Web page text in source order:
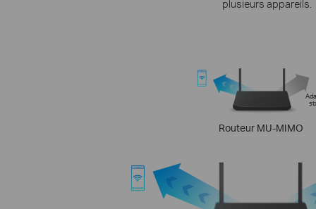
plusieurs appareils.
Routeur MU-MIMO